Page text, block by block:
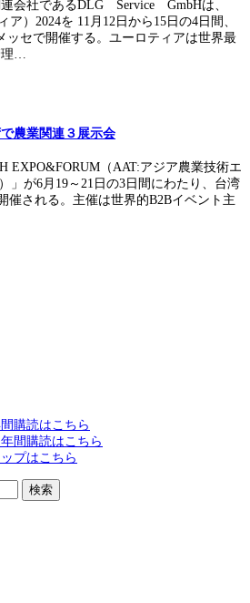
連会社であるDLG Service GmbHは、
ア）2024を 11月12日から15日の4日間、
ッセで開催する。ユーロティアは世界最
理…
農業関連３展示会
EXPO&FORUM（AAT:アジア農業技術エ
」が6月19～21日の3日間にわたり、台湾
催される。主催は世界的B2Bイベント主
購読はこちら
間購読はこちら
プはこちら